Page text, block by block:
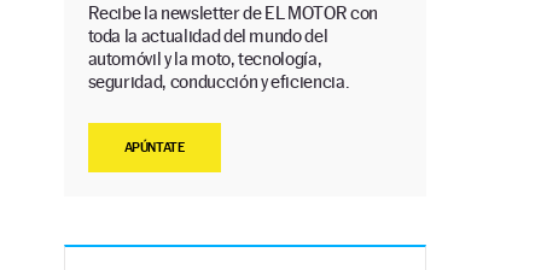
Recibe la newsletter de EL MOTOR con
toda la actualidad del mundo del
automóvil y la moto, tecnología,
seguridad, conducción y eficiencia.
APÚNTATE